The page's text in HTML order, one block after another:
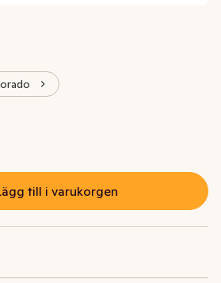
kr
till i varukorgen